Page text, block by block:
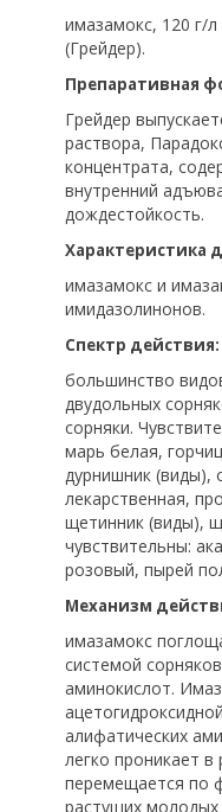
имазамокс, 120 г/
(Грейдер).
Препаративная
Грейдер
раствора,
концентрата,
внутренний
дождестойкость.
Характеристика
имазамокс и
имидазолинонов.
Спектр действия:
большинство
двудольных
сорняки.
марь белая,
дурнишник (виды),
лекарственная,
щетинник (виды),
чувствительны:
розовый, пырей
Механизм
имазамокс
системой
аминокислот.
алифатических
легко проникает в
перемещается по
растущих молодых